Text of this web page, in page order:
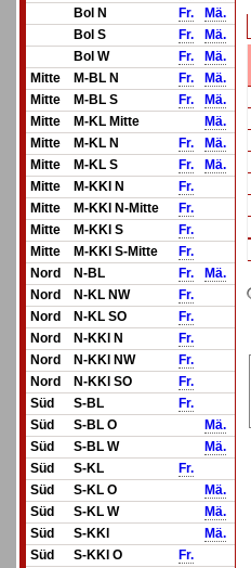
Bol N
Fr.
Mä.
Bol S
Fr.
Mä.
Bol W
Fr.
Mä.
Mitte
M-BL N Fr.
Mä.
Mitte
M-BL S Fr.
Mä.
Mitte
M-KL Mitte
Mä.
Mitte
M-KL N Fr.
Mä.
Mitte
M-KL S Fr.
Mä.
Mitte
M-KKl N
Fr.
Mitte
M-KKl N-Mitte
Fr.
Mitte
M-KKl S
Fr.
Mitte
M-KKl S-Mitte
Fr.
Nord
N-BL Fr.
Mä.
Nord
N-KL NW
Fr.
Nord
N-KL SO
Fr.
Nord
N-KKl N
Fr.
Nord
N-KKl NW
Fr.
Nord
N-KKl SO
Fr.
Süd
S-BL
Fr.
Süd
S-BL O
Mä.
Süd
S-BL W
Mä.
Süd
S-KL
Fr.
Süd
S-KL O
Mä.
Süd
S-KL W
Mä.
Süd
S-KKl
Mä.
Süd
S-KKl O
Fr.